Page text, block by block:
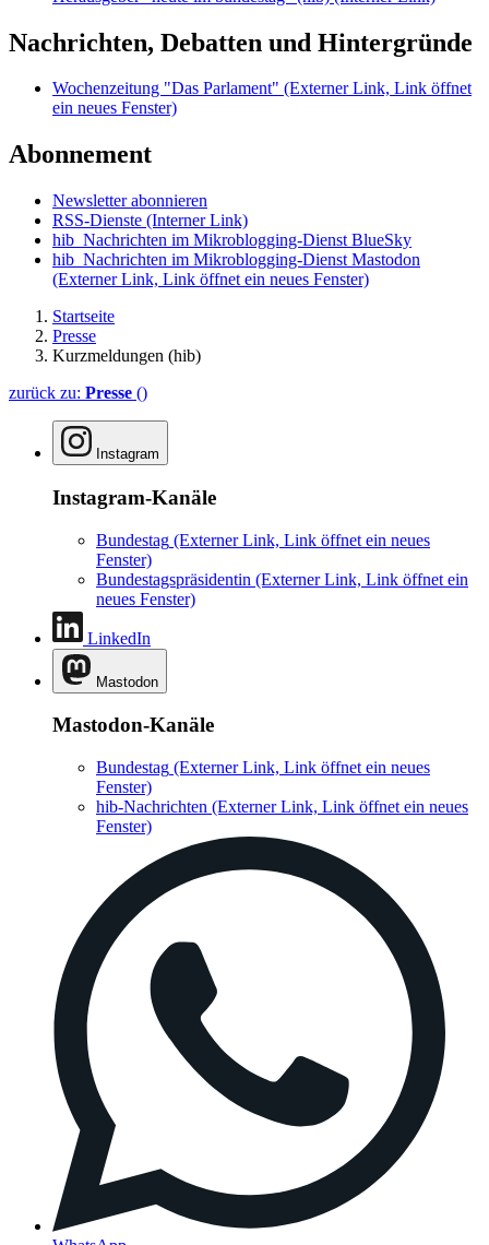
Nachrichten, Debatten und Hintergründe
Wochenzeitung "Das Parlament" (Externer Link, Link öffnet
ein neues Fenster)
Abonnement
Newsletter abonnieren
RSS-Dienste (Interner Link)
hib_Nachrichten im Mikroblogging-Dienst BlueSky
hib_Nachrichten im Mikroblogging-Dienst Mastodon
(Externer Link, Link öffnet ein neues Fenster)
Startseite
Presse
Kurzmeldungen (hib)
zurück zu: Presse ()
Instagram
Instagram-Kanäle
Bundestag (Externer Link, Link öffnet ein neues
Fenster)
Bundestagspräsidentin (Externer Link, Link öffnet ein
neues Fenster)
LinkedIn
Mastodon
Mastodon-Kanäle
Bundestag (Externer Link, Link öffnet ein neues
Fenster)
hib-Nachrichten (Externer Link, Link öffnet ein neues
Fenster)